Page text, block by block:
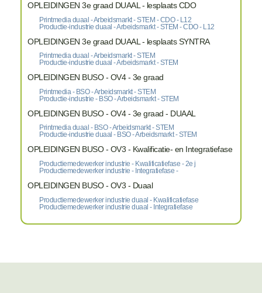
OPLEIDINGEN 3e graad DUAAL - lesplaats CDO
Printmedia duaal - Arbeidsmarkt - STEM - CDO - L12
Productie-industrie duaal - Arbeidsmarkt - STEM - CDO - L12
OPLEIDINGEN 3e graad DUAAL - lesplaats SYNTRA
Printmedia duaal - Arbeidsmarkt - STEM
Productie-industrie duaal - Arbeidsmarkt - STEM
OPLEIDINGEN BUSO - OV4 - 3e graad
Printmedia - BSO - Arbeidsmarkt - STEM
Productie-industrie - BSO - Arbeidsmarkt - STEM
OPLEIDINGEN BUSO - OV4 - 3e graad - DUAAL
Printmedia duaal - BSO - Arbeidsmarkt - STEM
Productie-industrie duaal - BSO - Arbeidsmarkt - STEM
OPLEIDINGEN BUSO - OV3 - Kwalificatie- en Integratiefase
Productiemedewerker industrie - Kwalificatiefase - 2e j
Productiemedewerker industrie - Integratiefase -
OPLEIDINGEN BUSO - OV3 - Duaal
Productiemedewerker industrie duaal - Kwalificatiefase
Productiemedewerker industrie duaal - Integratiefase